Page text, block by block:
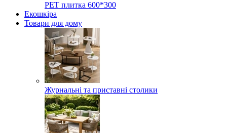
РЕТ плитка 600*300
Екошкіра
Товари для дому
Журнальні та приставні столики